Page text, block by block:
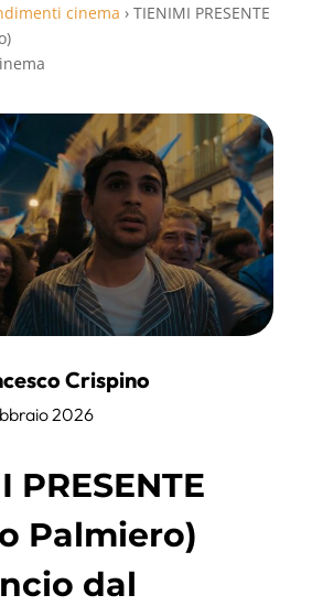
cinema › TIENIMI PRESENTE
Crispino
2026
PRESENTE
Palmiero)
dal